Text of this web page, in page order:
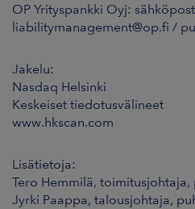
OP Yrityspankki Oyj:
liabilitymanagement@op.fi /
Jakelu:
Nasdaq Helsinki
Keskeiset tiedotusvälineet
www.hkscan.com
Lisätietoja:
Tero Hemmilä, toimitusjohtaja,
Jyrki Paappa, talousjohtaja,